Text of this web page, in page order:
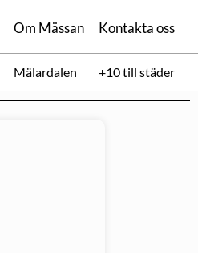
Om Mässan Kontakta oss
Mälardalen +10 till städer